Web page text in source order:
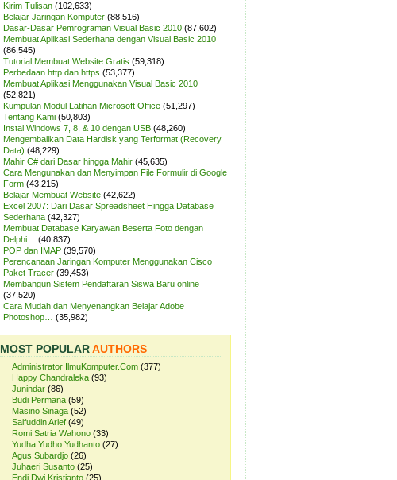
Kirim Tulisan (102,633)
Belajar Jaringan Komputer (88,516)
Dasar-Dasar Pemrograman Visual Basic 2010 (87,602)
Membuat Aplikasi Sederhana dengan Visual Basic 2010
(86,545)
Tutorial Membuat Website Gratis (59,318)
Perbedaan http dan https (53,377)
Membuat Aplikasi Menggunakan Visual Basic 2010
(52,821)
Kumpulan Modul Latihan Microsoft Office (51,297)
Tentang Kami (50,803)
Instal Windows 7, 8, & 10 dengan USB (48,260)
Mengembalikan Data Hardisk yang Terformat (Recovery
Data) (48,229)
Mahir C# dari Dasar hingga Mahir (45,635)
Cara Mengunakan dan Menyimpan File Formulir di Google
Form (43,215)
Belajar Membuat Website (42,622)
Excel 2007: Dari Dasar Spreadsheet Hingga Database
Sederhana (42,327)
Membuat Database Karyawan Beserta Foto dengan
Delphi…
(40,837)
POP dan IMAP (39,570)
Perencanaan Jaringan Komputer Menggunakan Cisco
Paket Tracer (39,453)
Membangun Sistem Pendaftaran Siswa Baru online
(37,520)
Cara Mudah dan Menyenangkan Belajar Adobe
Photoshop…
(35,982)
MOST POPULARAUTHORS
Administrator IlmuKomputer.Com (377)
Happy Chandraleka (93)
Junindar (86)
Budi Permana (59)
Masino Sinaga (52)
Saifuddin Arief (49)
Romi Satria Wahono (33)
Yudha Yudho Yudhanto (27)
Agus Subardjo (26)
Juhaeri Susanto (25)
Endi Dwi Kristianto (25)